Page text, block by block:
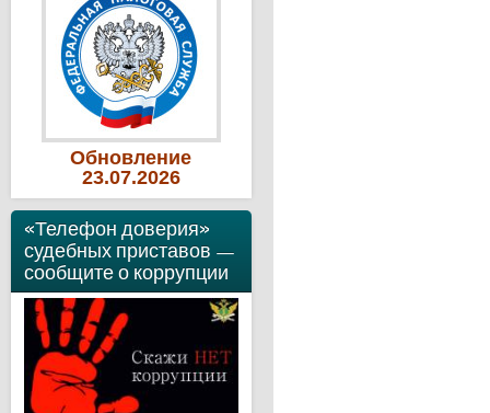
Обновление
23.07.2026
«Телефон доверия»
судебных приставов —
сообщите о коррупции